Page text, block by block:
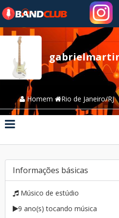
Homem Rio de Janeiro/RJ
Informações básicas
Músico de estúdio
9 ano(s) tocando música